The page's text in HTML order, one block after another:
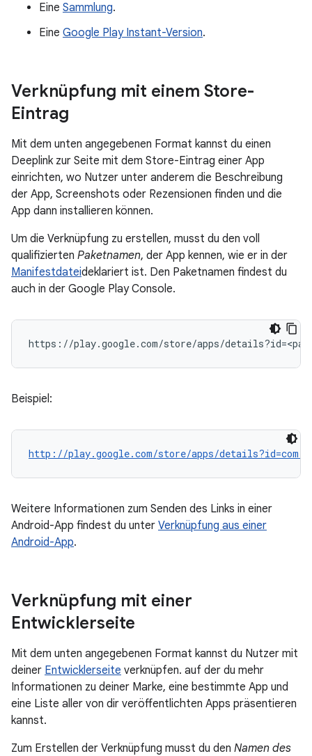
Eine Sammlung.
Eine Google Play Instant-Version.
Verknüpfung mit einem Store-
Eintrag
Mit dem unten angegebenen Format kannst du einen
Deeplink zur Seite mit dem Store-Eintrag einer App
einrichten, wo Nutzer unter anderem die Beschreibung
der App, Screenshots oder Rezensionen finden und die
App dann installieren können.
Um die Verknüpfung zu erstellen, musst du den voll
qualifizierten Paketnamen, der App kennen, wie er in der
Manifestdateideklariert ist. Den Paketnamen findest du
auch in der Google Play Console.
Beispiel:
http://play.google.com/store/apps/
Weitere Informationen zum Senden des Links in einer
Android-App findest du unter Verknüpfung aus einer
Android-App.
Verknüpfung mit einer
Entwicklerseite
Mit dem unten angegebenen Format kannst du Nutzer mit
deiner Entwicklerseite verknüpfen. auf der du mehr
Informationen zu deiner Marke, eine bestimmte App und
eine Liste aller von dir veröffentlichten Apps präsentieren
kannst.
Zum Erstellen der Verknüpfung musst du den Namen des